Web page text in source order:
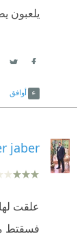
يلعبون
أوافق
jaber
علقت
فسقتط